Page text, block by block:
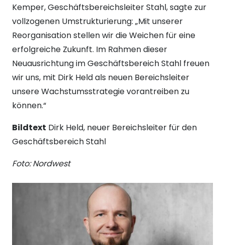
Kemper, Geschäftsbereichsleiter Stahl, sagte zur
vollzogenen Umstrukturierung: „Mit unserer
Reorganisation stellen wir die Weichen für eine
erfolgreiche Zukunft. Im Rahmen dieser
Neuausrichtung im Geschäftsbereich Stahl freuen
wir uns, mit Dirk Held als neuen Bereichsleiter
unsere Wachstumsstrategie vorantreiben zu
können.“
Bildtext Dirk Held, neuer Bereichsleiter für den
Geschäftsbereich Stahl
Foto: Nordwest